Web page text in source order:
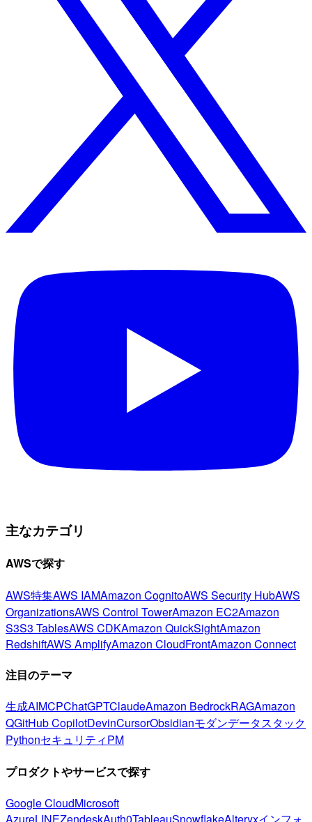
主なカテゴリ
AWSで探す
AWS特集AWS IAMAmazon CognitoAWS Security HubAWS
OrganizationsAWS Control TowerAmazon EC2Amazon
S3S3 TablesAWS CDKAmazon QuickSightAmazon
RedshiftAWS AmplifyAmazon CloudFrontAmazon Connect
注目のテーマ
生成AIMCPChatGPTClaudeAmazon BedrockRAGAmazon
QGitHub CopilotDevinCursorObsidianモダンデータスタック
PythonセキュリティPM
プロダクトやサービスで探す
Google CloudMicrosoft
AzureLINEZendeskAuth0TableauSnowflakeAlteryxインフォ